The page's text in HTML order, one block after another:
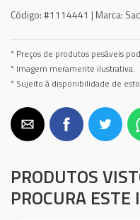
Código:#1114441 | Marca:
* Preços de produtos pesáveis
* Imagem meramente ilustrativa.
* Sujeito à disponibilidade de
PRODUTOS
PROCURA ESTE